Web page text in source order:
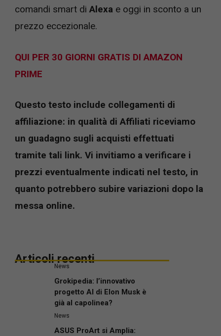
comandi smart di Alexa e oggi in sconto a un
prezzo eccezionale.
QUI PER 30 GIORNI GRATIS DI AMAZON
PRIME
Questo testo include collegamenti di
affiliazione: in qualità di Affiliati riceviamo
un guadagno sugli acquisti effettuati
tramite tali link. Vi invitiamo a verificare i
prezzi eventualmente indicati nel testo, in
quanto potrebbero subire variazioni dopo la
messa online.
Articoli recenti
News
Grokipedia: l’innovativo
progetto AI di Elon Musk è
già al capolinea?
News
ASUS ProArt si Amplia: